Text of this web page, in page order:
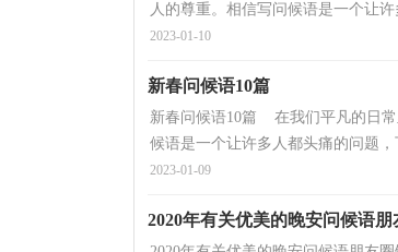
人的尊重。相信写问候语是一个让
2023-01-10
新春问候语10篇
新春问候语10篇 在我们平凡的日常
候语是一个让许多人都头痛的问题
2023-01-09
2020年有关优美的晚安问候语朋